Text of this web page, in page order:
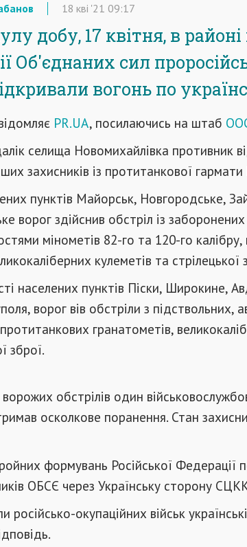
18 кві '21 09:17
добу, 17 квітня, в
Об'єднаних сил
вогонь по
PR.UA, посилаючись на штаб
селища Новомихайлівка противник
захисників із протитанкової
пунктів Майорськ, Новгородське,
ворог здійснив обстріл із
мінометів 82-го та 120-го калібру,
кулеметів та стрілецької
населених пунктів Піски, Широкине,
ворог вів обстріли з підствольних,
гранатометів,
зброї.
обстрілів один
осколкове поранення. Стан
формувань Російської Федерації
ОБСЄ через Українську сторону
російсько-окупаційних військ